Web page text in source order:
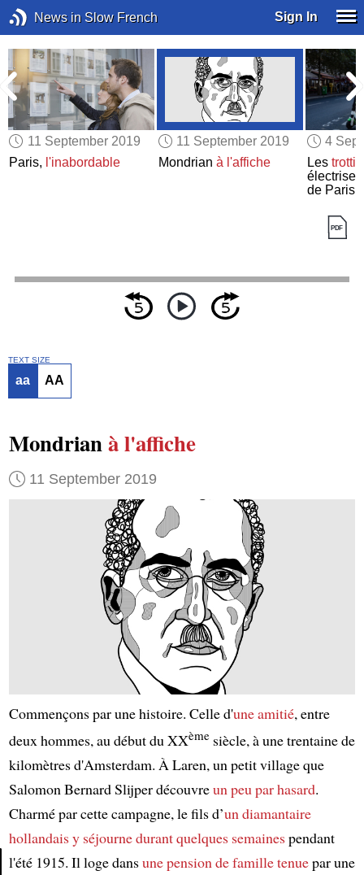
News in Slow French Sign In
11 September 2019
Paris, l'inabordable
11 September 2019
Mondrian à l'affiche
4
Les
de Paris
TEXT SIZE
aa AA
Mondrianà l'affiche
11 September 2019
Commençons par une histoire. Celle d'une amitié, entre
deux hommes, au début du XXèmesiècle, à une trentaine de
kilomètres d'Amsterdam. À Laren, un petit village que
Salomon Bernard Slijper découvreun peu par hasard.
Charmé par cette campagne, le fils d’un diamantaire
hollandaisy séjourne durant quelques semainespendant
l'été 1915. Il loge dansune pension de familletenuepar une